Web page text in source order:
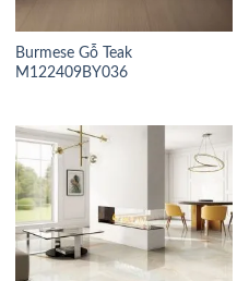
Burmese Gỗ Teak
M122409BY036